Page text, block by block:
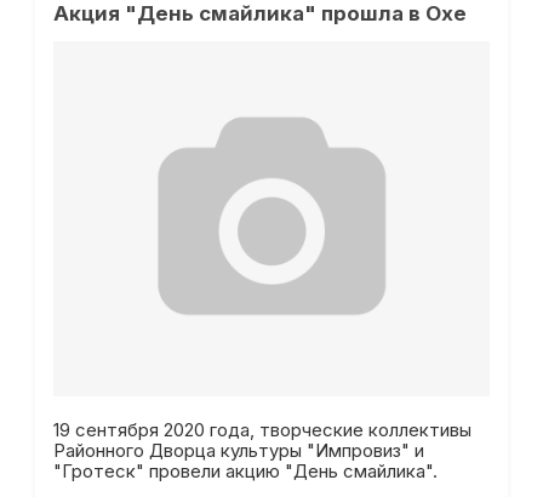
Акция "День смайлика" прошла в Охе
19 сентября 2020 года, творческие коллективы
Районного Дворца культуры "Импровиз" и
"Гротеск" провели акцию "День смайлика".